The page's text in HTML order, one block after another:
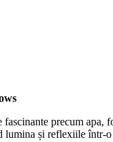
precum
și reflexiile